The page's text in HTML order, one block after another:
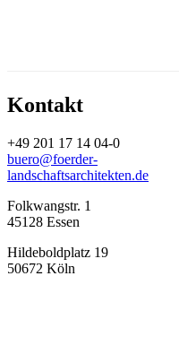
Kontakt
+49 201 17 14 04-0
buero@foerder-
landschaftsarchitekten.de
Folkwangstr. 1
45128 Essen
Hildeboldplatz 19
50672 Köln